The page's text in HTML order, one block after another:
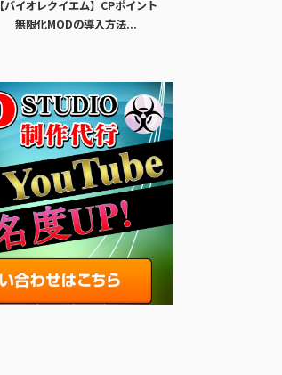
【バイオレクイエム】アイテム無
限化MODの導入方法と使...